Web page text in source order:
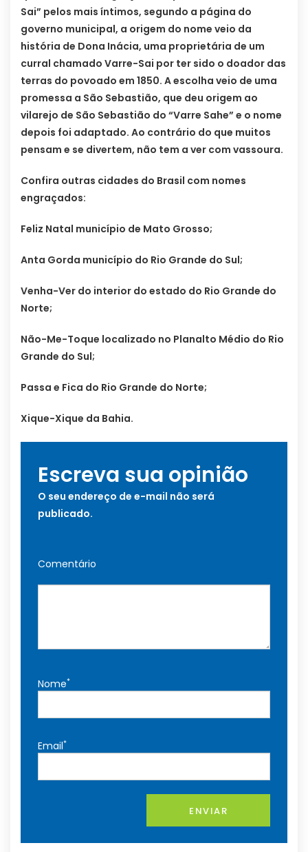
Sai” pelos mais íntimos, segundo a página do
governo municipal, a origem do nome veio da
história de Dona Inácia, uma proprietária de um
curral chamado Varre-Sai por ter sido o doador das
terras do povoado em 1850. A escolha veio de uma
promessa a São Sebastião, que deu origem ao
vilarejo de São Sebastião do “Varre Sahe” e o nome
depois foi adaptado. Ao contrário do que muitos
pensam e se divertem, não tem a ver com vassoura.
Confira outras cidades do Brasil com nomes
engraçados:
Feliz Natal município de Mato Grosso;
Anta Gorda município do Rio Grande do Sul;
Venha-Ver do interior do estado do Rio Grande do
Norte;
Não-Me-Toque localizado no Planalto Médio do Rio
Grande do Sul;
Passa e Fica do Rio Grande do Norte;
Xique-Xique da Bahia.
Escreva sua opinião
O seu endereço de e-mail não será
publicado.
Comentário
Nome*
Email*
ENVIAR